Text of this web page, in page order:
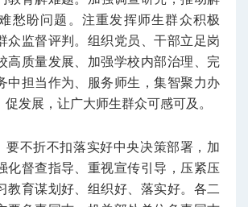
愁盼问题。注重发挥师生群众积极
众监督评判。组织党员、干部立足岗
高质量发展、加强学校内部治理、完
中担当作为、服务师生，集智聚力办
发展，让广大师生群众可感可及。
要不折不扣落实好中央决策部署，加
化督查指导、重视宣传引导，压紧压
教育谋划好、组织好、落实好。各二